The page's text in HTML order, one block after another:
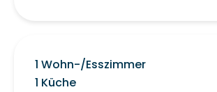
1 Wohn-/Esszimmer
1 Küche